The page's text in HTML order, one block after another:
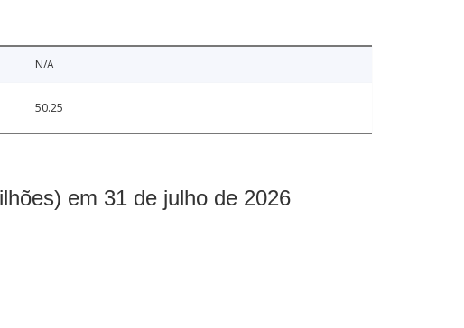
N/A
50.25
em 31 de julho de 2026